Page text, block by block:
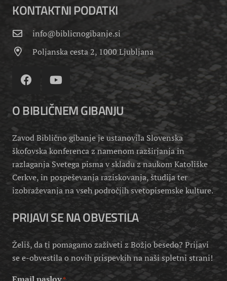
KONTAKTNI PODATKI
info@biblicnogibanje.si
Poljanska cesta 2, 1000 Ljubljana
O BIBLIČNEM GIBANJU
Zavod Biblično gibanje je ustanovila Slovenska
škofovska konferenca z namenom razširjanja in
razlaganja Svetega pisma v skladu z naukom Katoliške
Cerkve, in pospeševanja raziskovanja, študija ter
izobraževanja na vseh področjih svetopisemske kulture.
PRIJAVI SE NA OBVESTILA
Želiš, da ti pomagamo zaživeti z Božjo besedo? Prijavi
se e-obvestila o novih prispevkih na naši spletni strani!